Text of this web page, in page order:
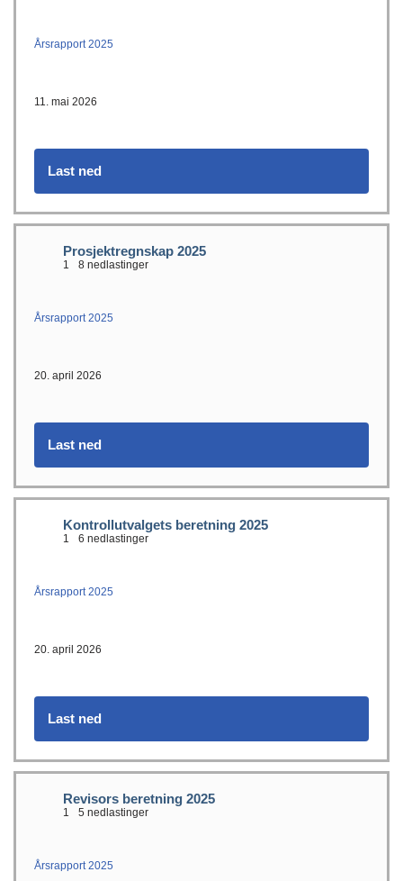
Årsrapport 2025
11. mai 2026
Last ned
Prosjektregnskap 2025
1 8 nedlastinger
Årsrapport 2025
20. april 2026
Last ned
Kontrollutvalgets beretning 2025
1 6 nedlastinger
Årsrapport 2025
20. april 2026
Last ned
Revisors beretning 2025
1 5 nedlastinger
Årsrapport 2025